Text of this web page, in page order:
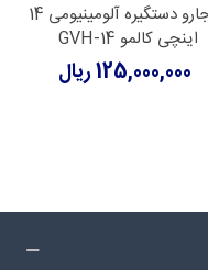
سرجارو دستگیره آلومینیومی 14
اینچی کالمو GVH-14
125,000,000 ریال